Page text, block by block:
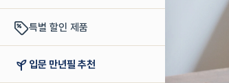
특별 할인 제품
입문 만년필 추천